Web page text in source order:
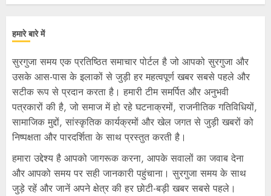
हमारे बारे में
सुरगुजा समय एक प्रतिष्ठित समाचार पोर्टल है जो आपको सुरगुजा और
उसके आस-पास के इलाकों से जुड़ी हर महत्वपूर्ण खबर सबसे पहले और
सटीक रूप से प्रदान करता है। हमारी टीम समर्पित और अनुभवी
पत्रकारों की है, जो समाज में हो रहे घटनाक्रमों, राजनीतिक गतिविधियों,
सामाजिक मुद्दों, सांस्कृतिक कार्यक्रमों और खेल जगत से जुड़ी खबरों को
निष्पक्षता और पारदर्शिता के साथ प्रस्तुत करती है।
हमारा उद्देश्य है आपको जागरूक करना, आपके सवालों का जवाब देना
और आपको समय पर सही जानकारी पहुंचाना। सुरगुजा समय के साथ
जुड़े रहें और जानें अपने क्षेत्र की हर छोटी-बड़ी खबर सबसे पहले।